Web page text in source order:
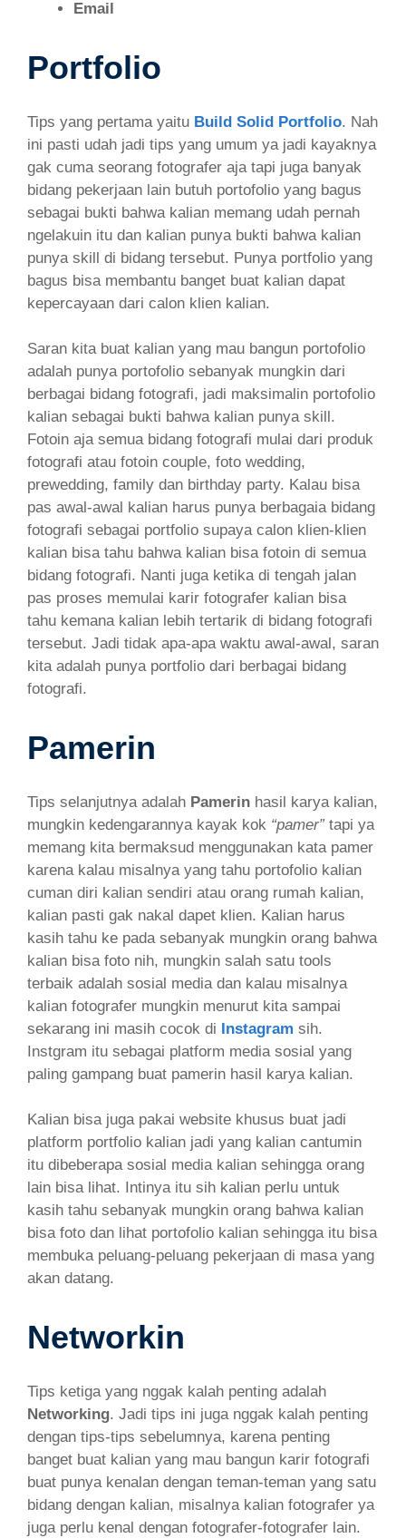
Email
Portfolio
Tips yang pertama yaitu Build Solid Portfolio. Nah
ini pasti udah jadi tips yang umum ya jadi kayaknya
gak cuma seorang fotografer aja tapi juga banyak
bidang pekerjaan lain butuh portofolio yang bagus
sebagai bukti bahwa kalian memang udah pernah
ngelakuin itu dan kalian punya bukti bahwa kalian
punya skill di bidang tersebut. Punya portfolio yang
bagus bisa membantu banget buat kalian dapat
kepercayaan dari calon klien kalian.
Saran kita buat kalian yang mau bangun portofolio
adalah punya portofolio sebanyak mungkin dari
berbagai bidang fotografi, jadi maksimalin portofolio
kalian sebagai bukti bahwa kalian punya skill.
Fotoin aja semua bidang fotografi mulai dari produk
fotografi atau fotoin couple, foto wedding,
prewedding, family dan birthday party. Kalau bisa
pas awal-awal kalian harus punya berbagaia bidang
fotografi sebagai portfolio supaya calon klien-klien
kalian bisa tahu bahwa kalian bisa fotoin di semua
bidang fotografi. Nanti juga ketika di tengah jalan
pas proses memulai karir fotografer kalian bisa
tahu kemana kalian lebih tertarik di bidang fotografi
tersebut. Jadi tidak apa-apa waktu awal-awal, saran
kita adalah punya portfolio dari berbagai bidang
fotografi.
Pamerin
Tips selanjutnya adalah Pamerin hasil karya kalian,
mungkin kedengarannya kayak kok “pamer”tapi ya
memang kita bermaksud menggunakan kata pamer
karena kalau misalnya yang tahu portofolio kalian
cuman diri kalian sendiri atau orang rumah kalian,
kalian pasti gak nakal dapet klien. Kalian harus
kasih tahu ke pada sebanyak mungkin orang bahwa
kalian bisa foto nih, mungkin salah satu tools
terbaik adalah sosial media dan kalau misalnya
kalian fotografer mungkin menurut kita sampai
sekarang ini masih cocok di Instagram sih.
Instgram itu sebagai platform media sosial yang
paling gampang buat pamerin hasil karya kalian.
Kalian bisa juga pakai website khusus buat jadi
platform portfolio kalian jadi yang kalian cantumin
itu dibeberapa sosial media kalian sehingga orang
lain bisa lihat. Intinya itu sih kalian perlu untuk
kasih tahu sebanyak mungkin orang bahwa kalian
bisa foto dan lihat portofolio kalian sehingga itu bisa
membuka peluang-peluang pekerjaan di masa yang
akan datang.
Networkin
Tips ketiga yang nggak kalah penting adalah
Networking. Jadi tips ini juga nggak kalah penting
dengan tips-tips sebelumnya, karena penting
banget buat kalian yang mau bangun karir fotografi
buat punya kenalan dengan teman-teman yang satu
bidang dengan kalian, misalnya kalian fotografer ya
juga perlu kenal dengan fotografer-fotografer lain.